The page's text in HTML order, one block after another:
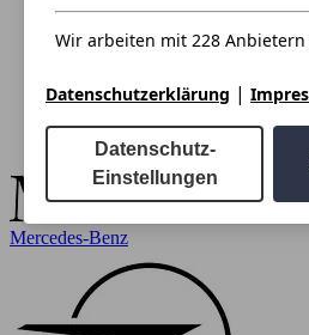
Mercedes-Benz
Wir arbeiten mit 228 Anbietern
Datenschutzerklärung |
Datenschutz-
Einstellungen